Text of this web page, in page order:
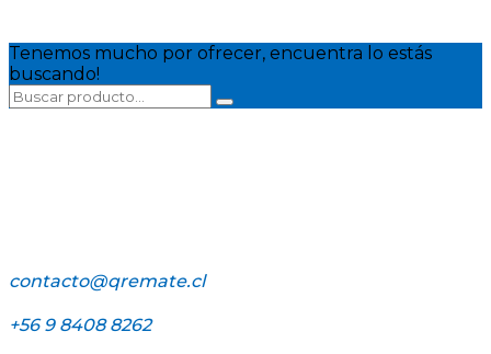
Tenemos mucho por ofrecer, encuentra lo estás
buscando!
contacto@qremate.cl
+56 9 8408 8262